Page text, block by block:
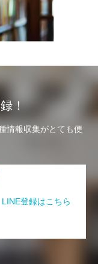
！
情報収集がとても便
LINE登録はこちら